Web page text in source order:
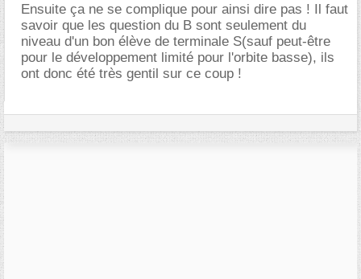
Ensuite ça ne se complique pour ainsi dire pas ! Il faut
savoir que les question du B sont seulement du
niveau d'un bon élève de terminale S(sauf peut-être
pour le développement limité pour l'orbite basse), ils
ont donc été très gentil sur ce coup !